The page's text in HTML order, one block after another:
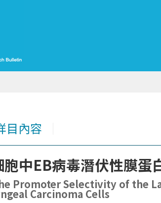
目內容
中EB病毒潛伏性膜蛋
Promoter Selectivity of the
Carcinoma Cells